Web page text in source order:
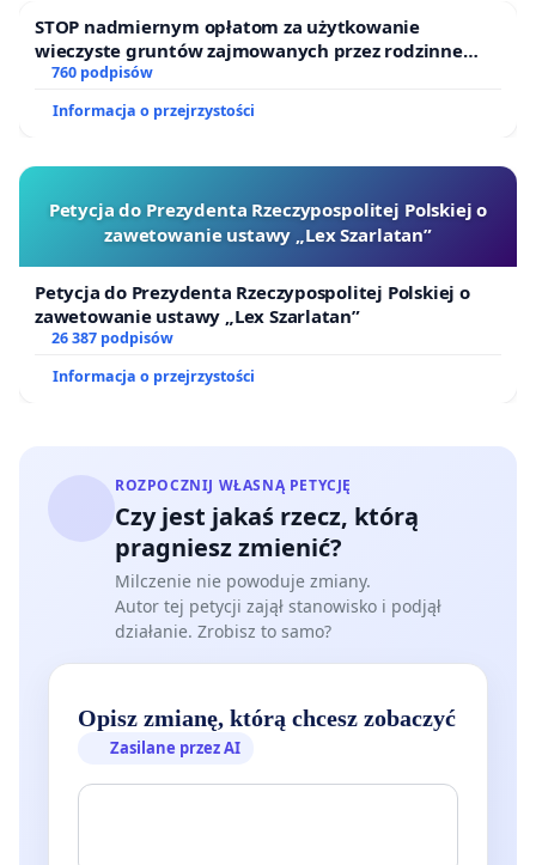
STOP nadmiernym opłatom za użytkowanie
wieczyste gruntów zajmowanych przez rodzinne
ogrody działkowe.
760 podpisów
Informacja o przejrzystości
Petycja do Prezydenta Rzeczypospolitej Polskiej o
zawetowanie ustawy „Lex Szarlatan”
Petycja do Prezydenta Rzeczypospolitej Polskiej o
zawetowanie ustawy „Lex Szarlatan”
26 387 podpisów
Informacja o przejrzystości
ROZPOCZNIJ WŁASNĄ PETYCJĘ
Czy jest jakaś rzecz, którą
pragniesz zmienić?
Milczenie nie powoduje zmiany.
Autor tej petycji zajął stanowisko i podjął
działanie. Zrobisz to samo?
Opisz zmianę, którą chcesz zobaczyć
Zasilane przez AI